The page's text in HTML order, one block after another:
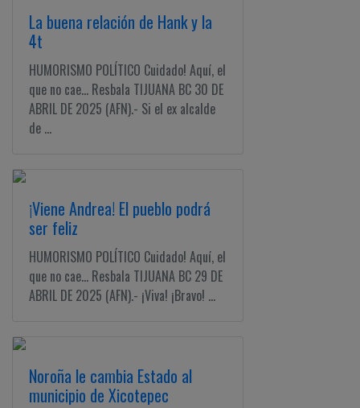
La buena relación de Hank y la
4t
HUMORISMO POLÍTICO Cuidado! Aquí, el
que no cae... Resbala TIJUANA BC 30 DE
ABRIL DE 2025 (AFN).- Si el ex alcalde
de ...
¡Viene Andrea! El pueblo podrá
ser feliz
HUMORISMO POLÍTICO Cuidado! Aquí, el
que no cae... Resbala TIJUANA BC 29 DE
ABRIL DE 2025 (AFN).- ¡Viva! ¡Bravo! ...
Noroña le cambia Estado al
municipio de Xicotepec